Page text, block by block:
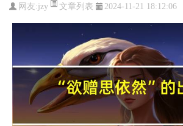
网友:jzy 文章列表 2024-11-21 18:12:06